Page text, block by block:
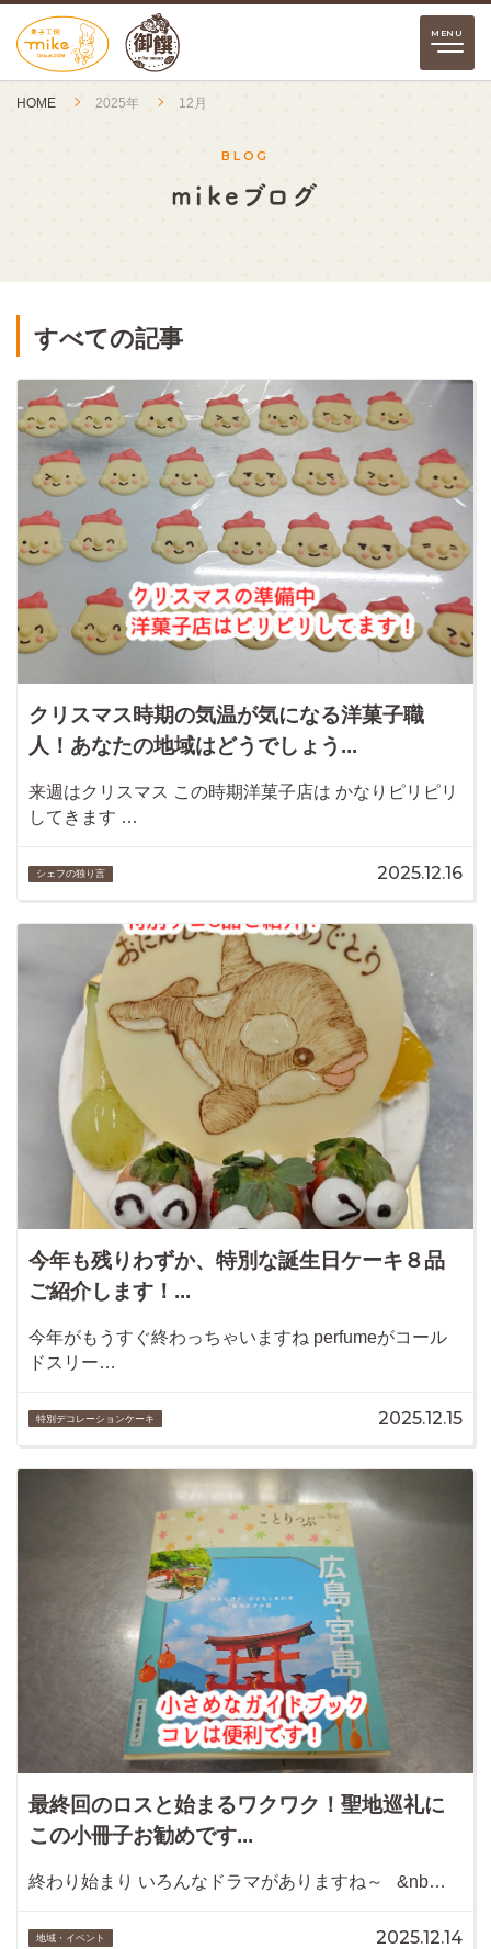
HOME 2025年 12月
BLOG
mikeブログ
すべての記事
クリスマス時期の気温が気になる洋菓子職
人！あなたの地域はどうでしょう...
来週はクリスマス この時期洋菓子店は かなりピリピリ
してきます …
シェフの独り言 2025.12.16
今年も残りわずか、特別な誕生日ケーキ８品
ご紹介します！...
今年がもうすぐ終わっちゃいますね perfumeがコール
ドスリー…
特別デコレーションケーキ 2025.12.15
最終回のロスと始まるワクワク！聖地巡礼に
この小冊子お勧めです...
終わり始まり いろんなドラマがありますね～ &nb…
地域・イベント 2025.12.14